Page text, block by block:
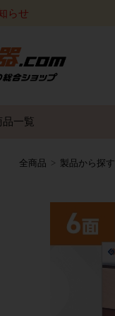
らせ
品一覧
全商品 製品から探す